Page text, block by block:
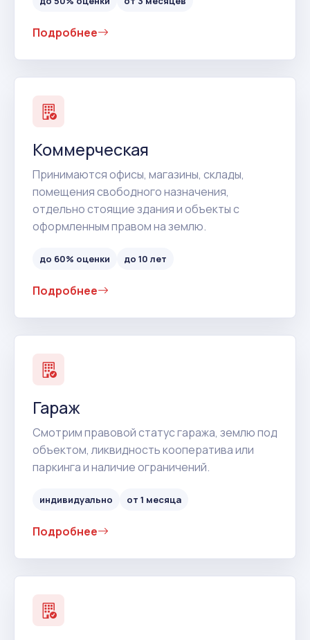
Подробнее
Коммерческая
Принимаются офисы, магазины, склады,
помещения свободного назначения,
отдельно стоящие здания и объекты с
оформленным правом на землю.
до 60% оценки до 10 лет
Подробнее
Гараж
Смотрим правовой статус гаража, землю под
объектом, ликвидность кооператива или
паркинга и наличие ограничений.
индивидуально от 1 месяца
Подробнее